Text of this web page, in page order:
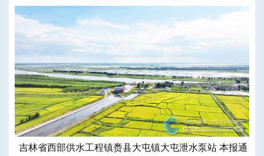
吉林省西部供水工程镇赉县大屯镇大屯泄水泵站 本报通